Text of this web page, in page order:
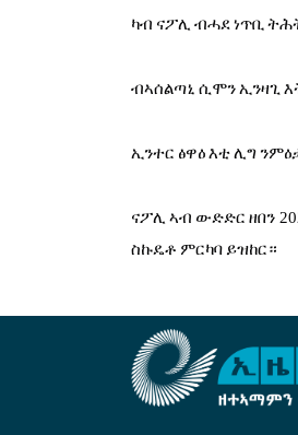
ካብ ናፖሊ ብሓደነጥቢ
ብኣሰልጣኒ ሲሞንኢንዛጊ
ኢንተር ፅዋዕእቲሊግ
ናፖሊ ኣብ ውድድር ዘበን
ስኩዴቶ ምርካባ ይዝከር።